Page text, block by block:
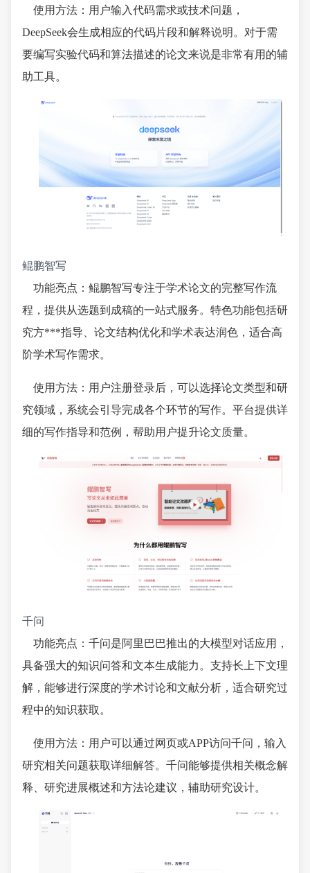
使用方法：用户输入代码需求或技术问题，
DeepSeek会生成相应的代码片段和解释说明。对于需
要编写实验代码和算法描述的论文来说是非常有用的辅
助工具。
鲲鹏智写
功能亮点：鲲鹏智写专注于学术论文的完整写作流
程，提供从选题到成稿的一站式服务。特色功能包括研
究方***指导、论文结构优化和学术表达润色，适合高
阶学术写作需求。
使用方法：用户注册登录后，可以选择论文类型和研
究领域，系统会引导完成各个环节的写作。平台提供详
细的写作指导和范例，帮助用户提升论文质量。
千问
功能亮点：千问是阿里巴巴推出的大模型对话应用，
具备强大的知识问答和文本生成能力。支持长上下文理
解，能够进行深度的学术讨论和文献分析，适合研究过
程中的知识获取。
使用方法：用户可以通过网页或APP访问千问，输入
研究相关问题获取详细解答。千问能够提供相关概念解
释、研究进展概述和方法论建议，辅助研究设计。